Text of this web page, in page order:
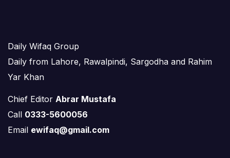
Daily Wifaq Group
Daily from Lahore, Rawalpindi, Sargodha and Rahim
Yar Khan
Chief Editor Abrar Mustafa
Call 0333-5600056
Email ewifaq@gmail.com